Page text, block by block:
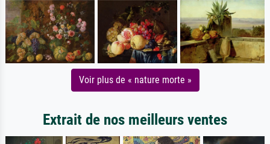
Voir plus de « nature morte »
Extrait de nos meilleurs ventes